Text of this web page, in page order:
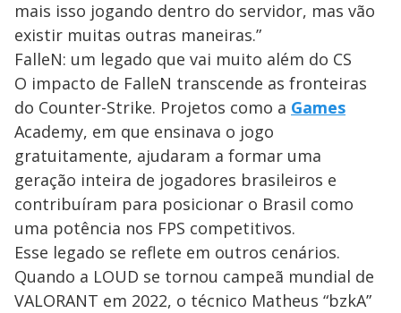
mais isso jogando dentro do servidor, mas vão
existir muitas outras maneiras.”
FalleN: um legado que vai muito além do CS
O impacto de FalleN transcende as fronteiras
do Counter-Strike. Projetos como a Games
Academy, em que ensinava o jogo
gratuitamente, ajudaram a formar uma
geração inteira de jogadores brasileiros e
contribuíram para posicionar o Brasil como
uma potência nos FPS competitivos.
Esse legado se reflete em outros cenários.
Quando a LOUD se tornou campeã mundial de
VALORANT em 2022, o técnico Matheus “bzkA”